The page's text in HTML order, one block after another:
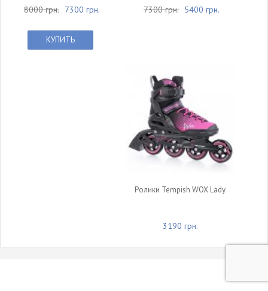
8000 грн. 7300 грн.
КУПИТЬ
7300 грн. 5400 грн.
Ролики Tempish WOX Lady
3190 грн.